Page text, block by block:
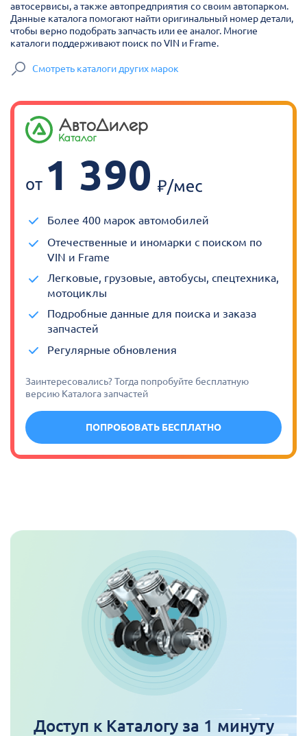
автосервисы, а также автопредприятия со своим автопарком.
Данные каталога помогают найти оригинальный номер детали,
чтобы верно подобрать запчасть или ее аналог. Многие
каталоги поддерживают поиск по VIN и Frame.
Смотреть каталоги других марок
от 1 390
Более 400 марок автомобилей
Отечественные и иномарки с поиском по
VIN и Frame
Легковые, грузовые, автобусы, спецтехника,
мотоциклы
Подробные данные для поиска и заказа
запчастей
Регулярные обновления
Заинтересовались? Тогда попробуйте бесплатную
версию Каталога запчастей
ПОПРОБОВАТЬ БЕСПЛАТНО
Доступ к Каталогу за 1 минуту